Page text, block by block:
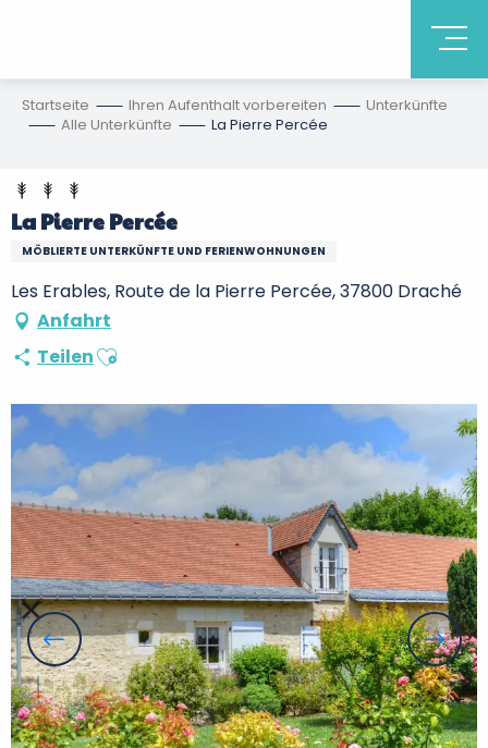
Startseite Ihren Aufenthalt vorbereiten
Unterkünfte
Alle Unterkünfte
La Pierre Percée
La Pierre Percée
MÖBLIERTE UNTERKÜNFTE UND FERIENWOHNUNGEN
Les Erables, Route de la Pierre Percée, 37800 Draché
Anfahrt
TeilenAjouter aux favoris